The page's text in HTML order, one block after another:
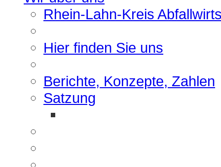
Rhein-Lahn-Kreis
Hier finden Sie uns
Berichte, Konzepte, Zahlen
Satzung